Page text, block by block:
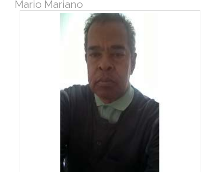
Mario Mariano